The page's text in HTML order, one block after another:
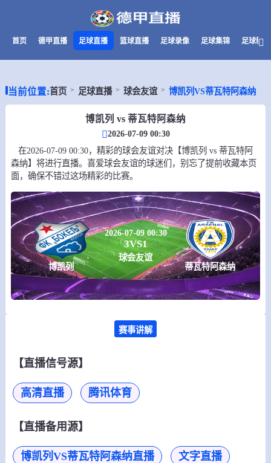
首页 德甲直播 足球直播 篮球直播 足球录像 足球集锦 足球新闻
当前位置:首页 足球直播 球会友谊 博凯列VS蒂瓦特阿森纳
博凯列 vs 蒂瓦特阿森纳
2026-07-09 00:30
在2026-07-09 00:30，精彩的球会友谊对决【博凯列 vs 蒂瓦特阿
森纳】将进行直播。喜爱球会友谊的球迷们，别忘了提前收藏本页
面，确保不错过这场精彩的比赛。
博凯列
2026-07-09 00:30
3VS1
球会友谊
蒂瓦特阿森纳
赛事讲解
【直播信号源】
高清直播 腾讯体育
【直播备用源】
博凯列VS蒂瓦特阿森纳直播 文字直播